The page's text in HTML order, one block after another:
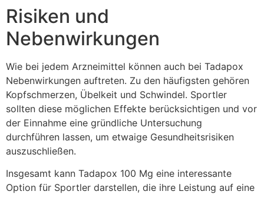
Risiken und
Nebenwirkungen
Wie bei jedem Arzneimittel können auch bei Tadapox
Nebenwirkungen auftreten. Zu den häufigsten gehören
Kopfschmerzen, Übelkeit und Schwindel. Sportler
sollten diese möglichen Effekte berücksichtigen und vor
der Einnahme eine gründliche Untersuchung
durchführen lassen, um etwaige Gesundheitsrisiken
auszuschließen.
Insgesamt kann Tadapox 100 Mg eine interessante
Option für Sportler darstellen, die ihre Leistung auf eine